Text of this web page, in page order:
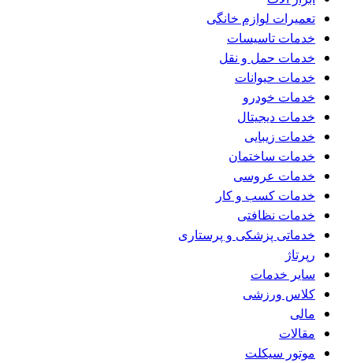
تعمیرات لوازم خانگی
خدمات تاسیسات
خدمات حمل و نقل
خدمات حیوانات
خدمات خودرو
خدمات دیجیتال
خدمات زیبایی
خدمات ساختمان
خدمات عروسی
خدمات کسب و کار
خدمات نظافتی
خدماتی پزشکی و پرستاری
رپرتاژ
سایر خدمات
کلاس ورزشی
مالی
مقالات
موتور سیکلت